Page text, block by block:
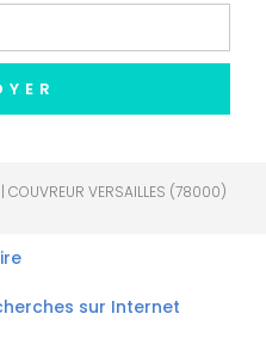
VERSAILLES (78000)
sur Internet